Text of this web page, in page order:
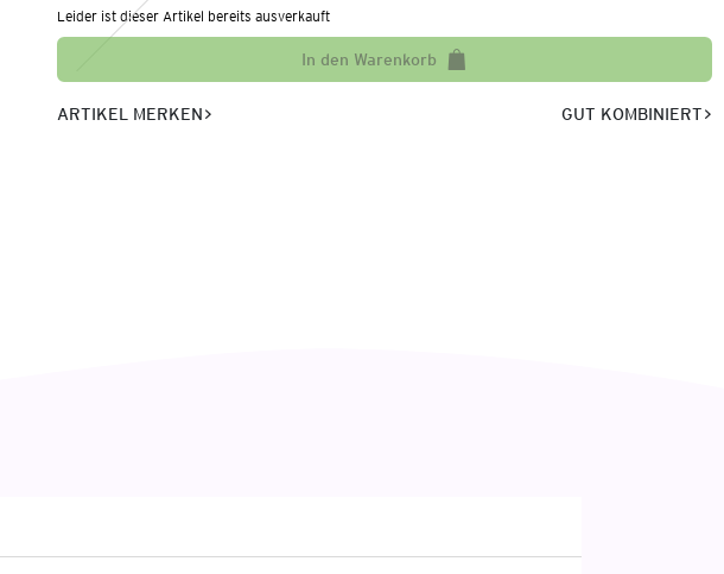
Leider ist dieser Artikel bereits ausverkauft
In den Warenkorb
ARTIKEL MERKEN GUT KOMBINIERT